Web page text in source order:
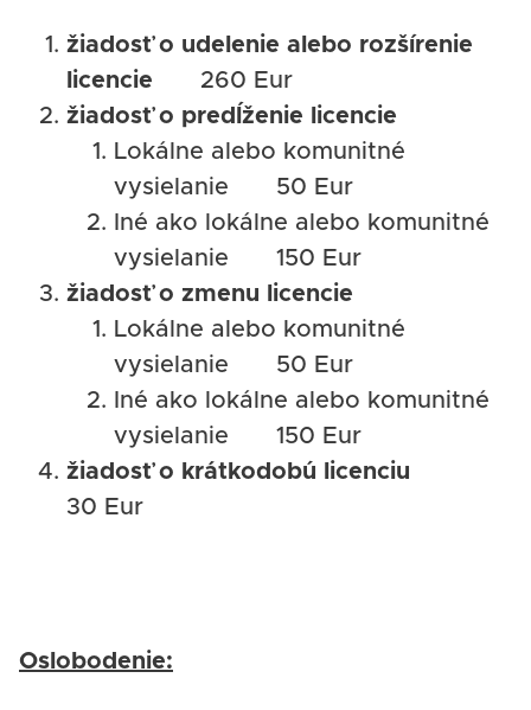
žiadosť o udelenie alebo rozšírenie
licencie 260 Eur
žiadosť o predĺženie licencie
Lokálne alebo komunitné
vysielanie 50 Eur
Iné ako lokálne alebo komunitné
vysielanie 150 Eur
žiadosť o zmenu licencie
Lokálne alebo komunitné
vysielanie 50 Eur
Iné ako lokálne alebo komunitné
vysielanie 150 Eur
žiadosť o krátkodobú licenciu
30 Eur
Oslobodenie: